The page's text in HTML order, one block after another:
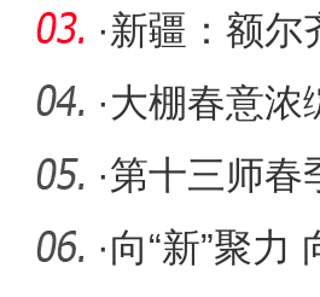
位学雷锋
·新疆：额尔
·大棚春意浓
·第十三师春
·向“新”聚力